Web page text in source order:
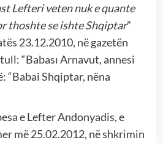
Lefteri veten nuk e quante
thoshte se ishte Shqiptar”
23.12.2010, në gazetën
“Babası Arnavut, annesi
“Babai Shqiptar, nëna
e Lefter Andonyadis, e
më 25.02.2012, në shkrimin